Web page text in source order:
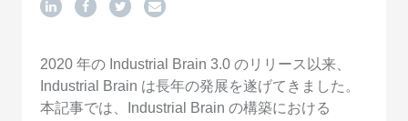
2020 年の Industrial Brain 3.0 のリリース以来、
Industrial Brain は長年の発展を遂げてきました。
本記事では、Industrial Brain の構築における